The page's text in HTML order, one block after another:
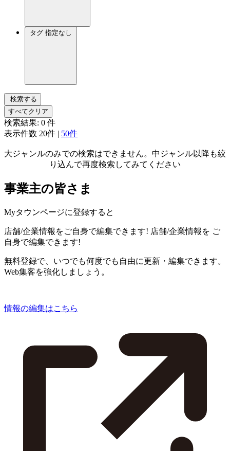
タグ 指定なし
検索する
すべてクリア
検索結果: 0 件
表示件数 20件 | 50件
大ジャンルのみでの検索はできません。中ジャンル以降も絞
り込んで再度検索してみてください
事業主の皆さま
Myタウンページに登録すると
店舗/企業情報をご自身で編集できます! 店舗/企業情報を ご
自身で編集できます!
無料登録で、いつでも何度でも自由に更新・編集できます。
Web集客を強化しましょう。
情報の編集はこちら